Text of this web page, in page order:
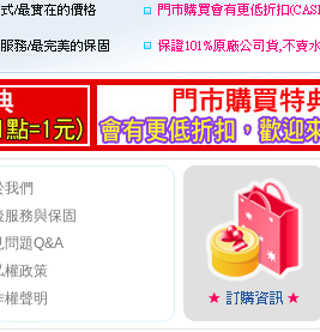
我們
服務與保固
問題Q&A
權政策
權聲明